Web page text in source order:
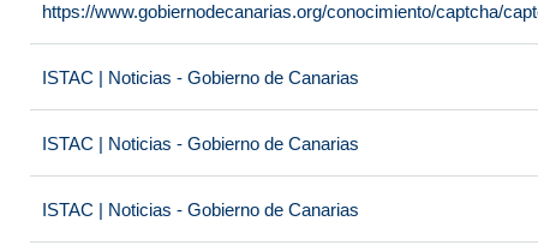
https://www.gobiernodecanarias.org/conocimiento/captcha/
ISTAC | Noticias - Gobierno de Canarias
ISTAC | Noticias - Gobierno de Canarias
ISTAC | Noticias - Gobierno de Canarias